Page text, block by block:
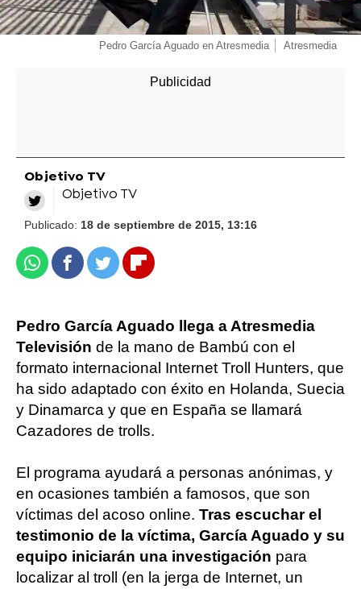
Pedro García Aguado en Atresmedia Atresmedia
Objetivo TV
Objetivo TV
Publicado: 18 de septiembre de 2015, 13:16
WhatsappFacebook
TwitterFlipboard
Pedro García Aguado llega a Atresmedia
Televisión de la mano de Bambú con el
formato internacional Internet Troll Hunters, que
ha sido adaptado con éxito en Holanda, Suecia
y Dinamarca y que en España se llamará
Cazadores de trolls.
El programa ayudará a personas anónimas, y
en ocasiones también a famosos, que son
víctimas del acoso online. Tras escuchar el
testimonio de la víctima, García Aguado y su
equipo iniciarán una investigación para
localizar al troll (en la jerga de Internet, un